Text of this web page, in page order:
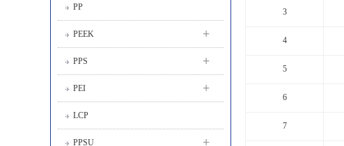
PP
PEEK +
PPS +
PEI +
LCP
PPSU +
3
4
5
6
7